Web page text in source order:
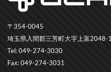
〒354-0045
埼玉県入間郡三芳町大字上富2048-1
Tel: 049-274-3030
Fax: 049-274-3031